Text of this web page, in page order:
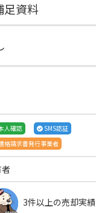
足資料
人確認
SMS認証
格請求書発行事業者
3件以上の売却実績